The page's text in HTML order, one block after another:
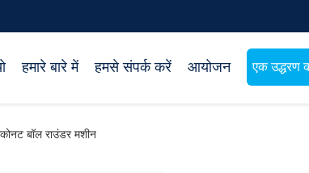
हमारे बारे में हमसे संपर्क करें आयोजन एक उद्धरण
बॉल राउंडर मशीन